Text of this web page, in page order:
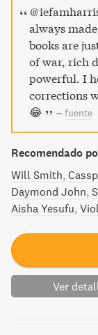
trabaje para
Kiyosaki logró
pobre presenta
excepcional con
convincente por
nunca se
que los bienes
eventualmente,
always
books are
of war, rich
powerful. I
corrections
😂
– fuente
Recomendado
Will Smith
Daymond John
Aisha Yesufu
Ver